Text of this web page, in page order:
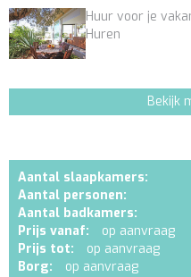
Huur voor je
Huren
Bekijk
Aantal slaapkamers:
Aantal personen:
Aantal badkamers:
Prijs vanaf:
op aanvraag
Prijs tot:
op aanvraag
Borg:
op aanvraag